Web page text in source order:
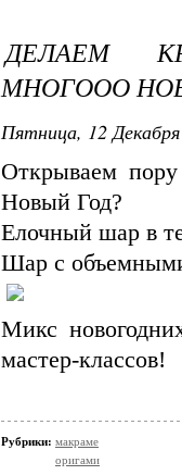
ДЕЛАЕМ
МНОГООО
Пятница, 12
Открываем пору
Новый Год?
Елочный шар в
Шар с
Микс
мастер-классов!
Рубрики: макраме
оригами